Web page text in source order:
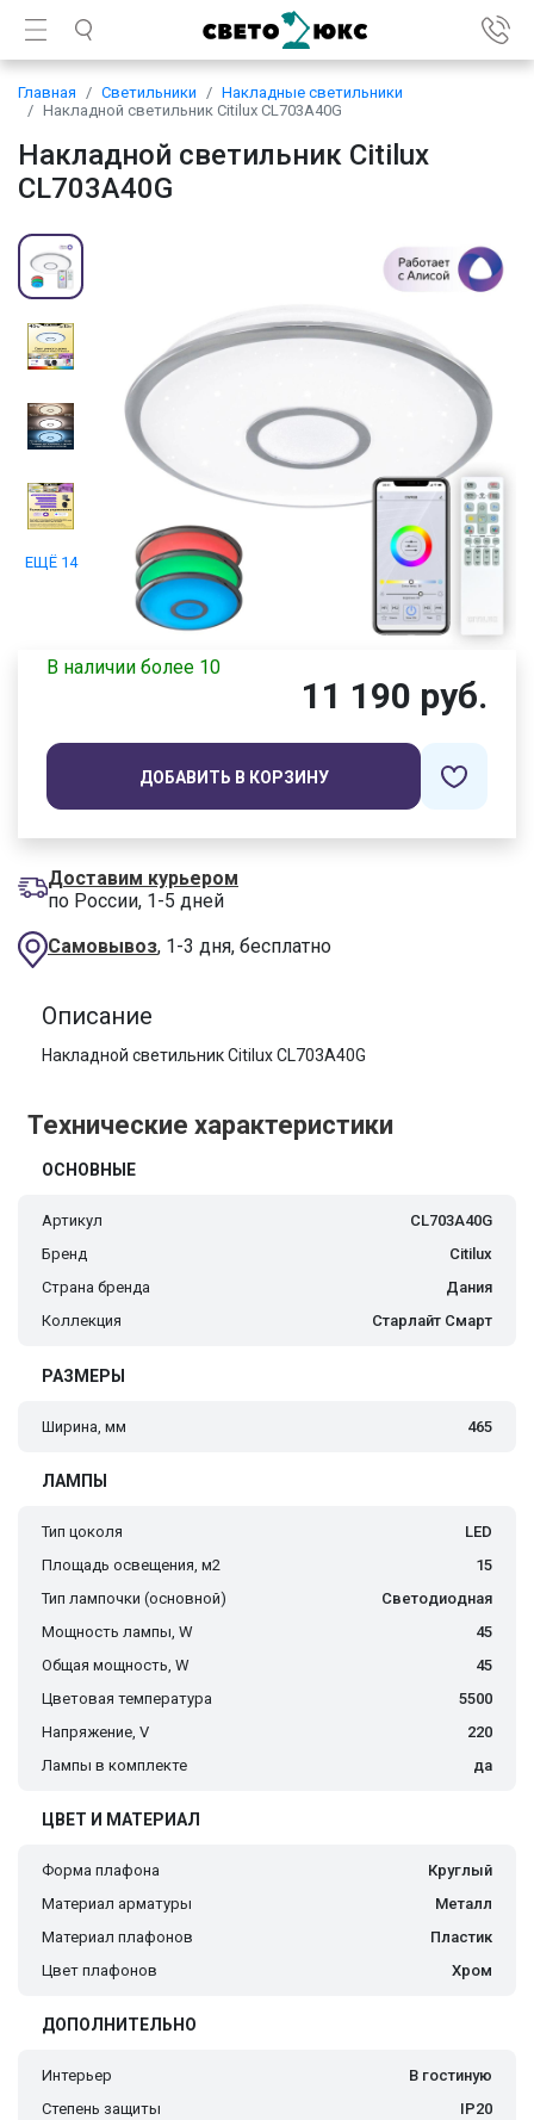
Главная Светильники
Накладные светильники
Накладной светильник Citilux CL703A40G
Накладной светильник Citilux
CL703A40G
ЕЩЁ 14
В наличии более 10
11 190 руб.
ДОБАВИТЬ В КОРЗИНУ
Доставим курьером
по России, 1-5 дней
Самовывоз, 1-3 дня, бесплатно
Описание
Накладной светильник Citilux CL703A40G
Технические характеристики
ОСНОВНЫЕ
Артикул
CL703A40G
Бренд
Citilux
Страна бренда
Дания
Коллекция
Старлайт Смарт
РАЗМЕРЫ
Ширина, мм 465
ЛАМПЫ
Тип цоколя
LED
Площадь освещения, м2
15
Тип лампочки (основной)
Светодиодная
Мощность лампы, W
45
Общая мощность, W
45
Цветовая температура
5500
Напряжение, V
220
Лампы в комплекте
да
ЦВЕТ И МАТЕРИАЛ
Форма плафона
Круглый
Материал арматуры
Металл
Материал плафонов
Пластик
Цвет плафонов
Хром
ДОПОЛНИТЕЛЬНО
Интерьер
В гостиную
Степень защиты
IP20